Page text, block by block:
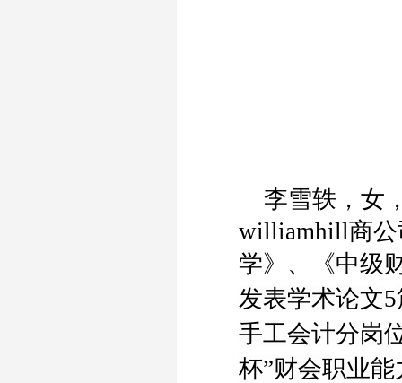
李雪轶，女
williamhill商公
学》、《中级
发表学术论文5
手工会计分岗
杯”财会职业